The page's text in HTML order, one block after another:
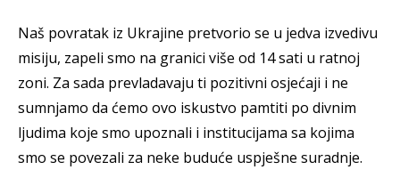
Naš povratak iz Ukrajine pretvorio se u jedva izvedivu
misiju, zapeli smo na granici više od 14 sati u ratnoj
zoni. Za sada prevladavaju ti pozitivni osjećaji i ne
sumnjamo da ćemo ovo iskustvo pamtiti po divnim
ljudima koje smo upoznali i institucijama sa kojima
smo se povezali za neke buduće uspješne suradnje.